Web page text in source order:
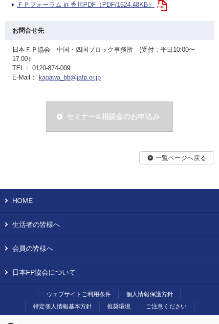
ＦＰフォーラム in 香川PDF（PDF/1624.48KB）
お問合せ先
日本ＦＰ協会 中国・四国ブロック事務所 (受付：平日10:00〜
17:00）
TEL： 0120-874-009
E-Mail：
kagawa_bb@jafp.or.jp
セミナー&相談会のお申込み
一覧ページへ戻る
HOME
生活者の皆様へ
会員の皆様へ
日本FP協会について
ウェブサイトご利用条件
個人情報保護方針
特定個人情報基本方針
推奨環境 ご注意ください